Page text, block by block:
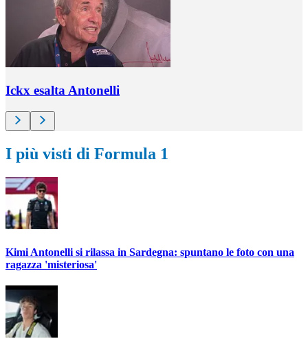
Ickx esalta Antonelli
I più visti di Formula 1
Kimi Antonelli si rilassa in Sardegna: spuntano le foto con una
ragazza 'misteriosa'